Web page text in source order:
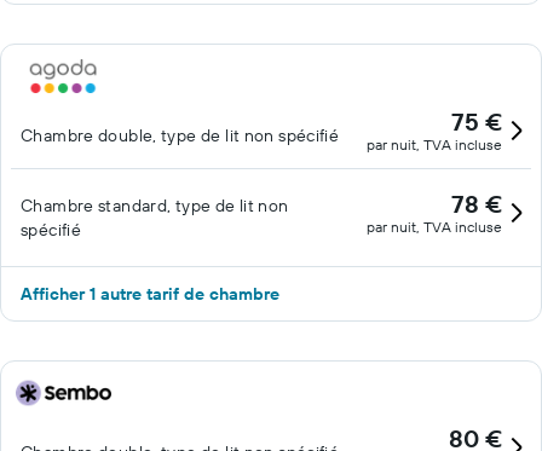
Chambre double, type de lit non spécifié 75 €
par nuit, TVA incluse
Chambre standard, type de lit non
spécifié
78 €
par nuit, TVA incluse
Afficher 1 autre tarif de chambre
80 €